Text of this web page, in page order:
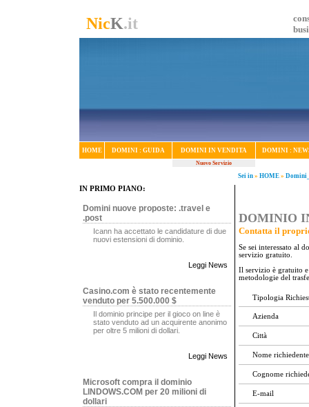
NicK.it
HOME DOMINI : GUIDA DOMINI IN VENDITA DOMINI :
Nuovo Servizio
Sei in » HOME »
IN PRIMO PIANO:
Domini nuove proposte: .travel e
.post
Icann ha accettato le candidature di due
nuovi estensioni di dominio.
Leggi News
Casino.com è stato recentemente
venduto per 5.500.000 $
Il dominio principe per il gioco on line è
stato venduto ad un acquirente anonimo
per oltre 5 milioni di dollari.
Leggi News
Microsoft compra il dominio
LINDOWS.COM per 20 milioni di
dollari
DOMINIO
Contatta il
Se sei interessato al
servizio gratuito.
Il servizio è gratuito
metodologie del
Tipologia
Azienda
Città
Nome richiedente
Cognome
E-mail